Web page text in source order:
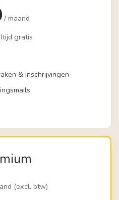
/ maand
gratis
& inschrijvingen
(excl. btw)